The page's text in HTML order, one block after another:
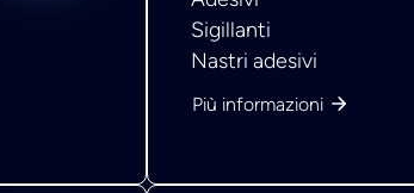
Sigillanti
Nastri adesivi
Più informazioni